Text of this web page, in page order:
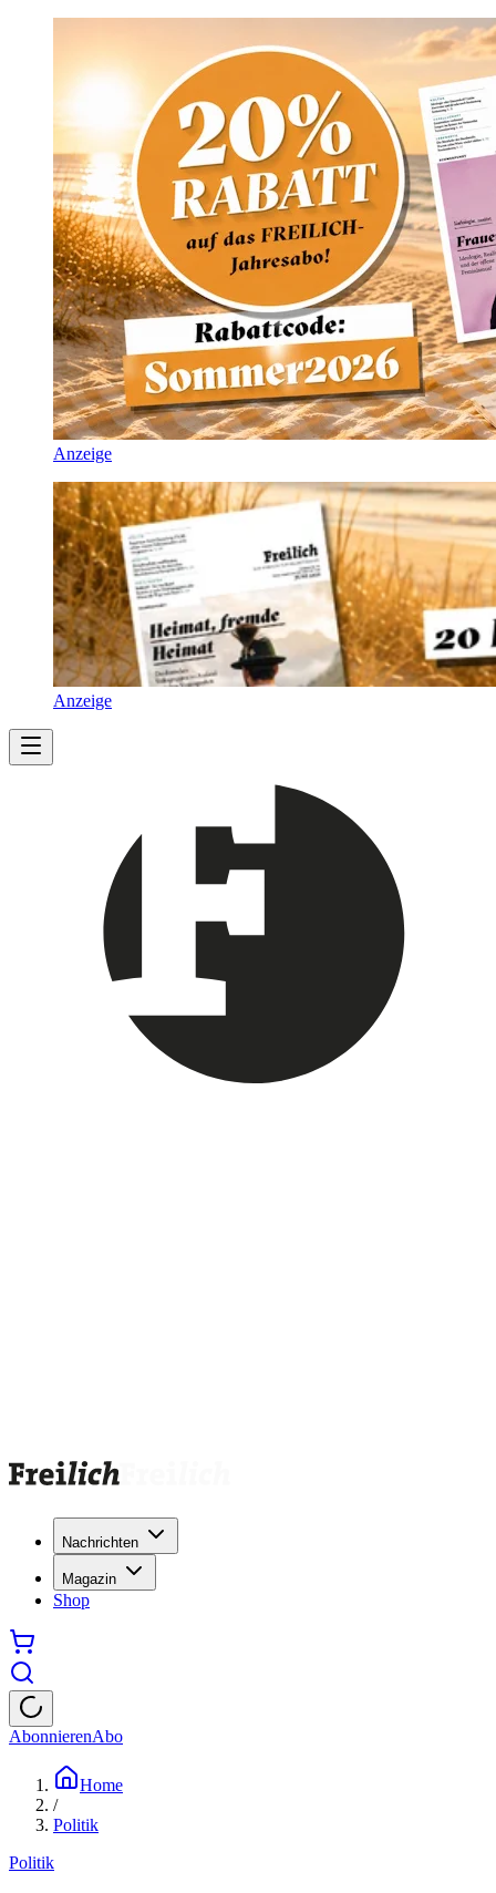
Anzeige
Anzeige
Nachrichten
Magazin
Shop
AbonnierenAbo
Home
/
Politik
Politik